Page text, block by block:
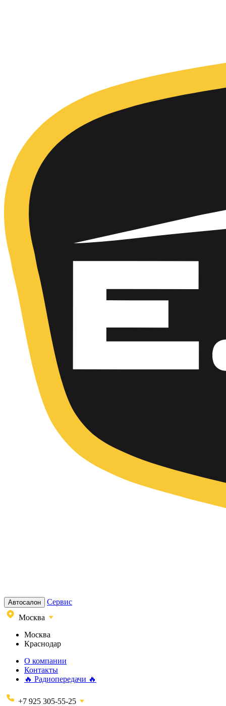
Автосалон
Сервис
Москва
Москва
Краснодар
О компании
Контакты
🔥 Радиопередачи 🔥
+7 925 305-55-25